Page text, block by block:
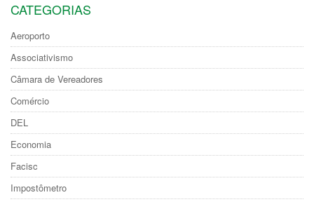
CATEGORIAS
Aeroporto
Associativismo
Câmara de Vereadores
Comércio
DEL
Economia
Facisc
Impostômetro